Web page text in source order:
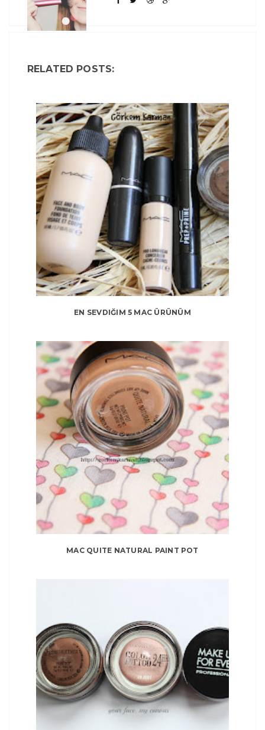
RELATED POSTS:
EN SEVDIĞIM 5 MAC ÜRÜNÜM
MAC QUITE NATURAL PAINT POT